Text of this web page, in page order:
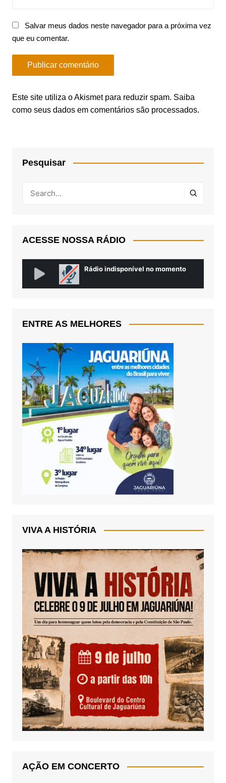
Salvar meus dados neste navegador para a próxima vez
que eu comentar.
Este site utiliza o Akismet para reduzir spam. Saiba
como seus dados em comentários são processados.
Pesquisar
ACESSE NOSSA RÁDIO
ENTRE AS MELHORES
VIVA A HISTÓRIA
AÇÃO EM CONCERTO